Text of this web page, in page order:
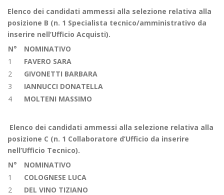
Elenco dei candidati ammessi alla selezione relativa alla
posizione B (n. 1 Specialista tecnico/amministrativo da
inserire nell’Ufficio Acquisti).
N°
NOMINATIVO
1
FAVERO SARA
2
GIVONETTI BARBARA
3
IANNUCCI DONATELLA
4
MOLTENI MASSIMO
Elenco dei candidati ammessi alla selezione relativa alla
posizione C (n. 1 Collaboratore d’Ufficio da inserire
nell’Ufficio Tecnico).
N°
NOMINATIVO
1
COLOGNESE LUCA
2
DEL VINO TIZIANO